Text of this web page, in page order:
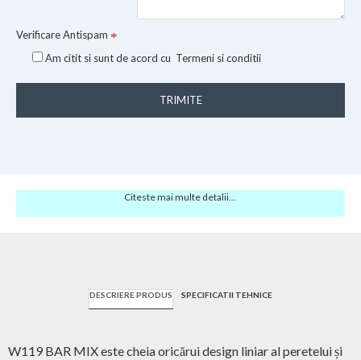
Verificare Antispam
Am citit si sunt de acord cu Termeni si conditii
TRIMITE
Citeste mai multe detalii...
DESCRIERE PRODUS SPECIFICATII TEHNICE
W119 BAR MIX este cheia oricărui design liniar al peretelui și